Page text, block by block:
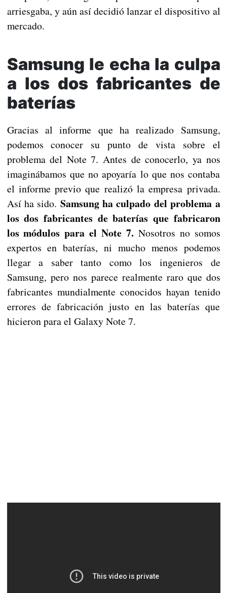
arriesgaba, y aún así decidió lanzar el dispositivo al
mercado.
Samsung le echa la culpa
a los dos fabricantes de
baterías
Gracias al informe que ha realizado Samsung,
podemos conocer su punto de vista sobre el
problema del Note 7. Antes de conocerlo, ya nos
imaginábamos que no apoyaría lo que nos contaba
el informe previo que realizó la empresa privada.
Así ha sido. Samsung ha culpado del problema a
los dos fabricantes de baterías que fabricaron
los módulos para el Note 7. Nosotros no somos
expertos en baterías, ni mucho menos podemos
llegar a saber tanto como los ingenieros de
Samsung, pero nos parece realmente raro que dos
fabricantes mundialmente conocidos hayan tenido
errores de fabricación justo en las baterías que
hicieron para el Galaxy Note 7.